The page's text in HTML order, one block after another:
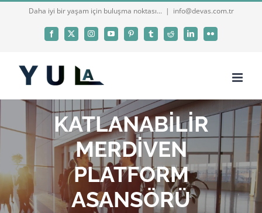
Daha iyi bir yaşam için buluşma noktası... | info@devas.com.tr
Facebook
X InstagramYouTubePinterestTumblrReddit LinkedInFlickr
KATLANABİLİR
MERDİVEN
PLATFORM
ASANSÖRÜ